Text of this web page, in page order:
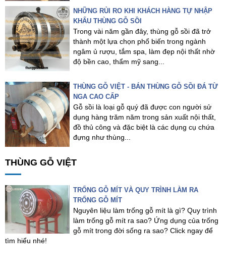
NHỮNG RỦI RO KHI KHÁCH HÀNG TỰ NHẬP
KHẨU THÙNG GỖ SỒI
Trong vài năm gần đây, thùng gỗ sồi đã trở
thành một lựa chọn phổ biến trong ngành
ngâm ủ rượu, tắm spa, làm đẹp nội thất nhờ
độ bền cao, thẩm mỹ sang...
THÙNG GỖ VIỆT - BÁN THÙNG GỖ SỒI ĐÁ TỪ
NGA CAO CẤP
Gỗ sồi là loại gỗ quý đã được con người sử
dụng hàng trăm năm trong sản xuất nội thất,
đồ thủ công và đặc biệt là các dụng cụ chứa
đựng như thùng...
THÙNG GỖ VIỆT
TRỐNG GỖ MÍT VÀ QUY TRÌNH LÀM RA
TRỐNG GỖ MÍT
Nguyên liệu làm trống gỗ mít là gì? Quy trình
làm trống gỗ mít ra sao? Ứng dụng của trống
gỗ mít trong đời sống ra sao? Click ngay để
tìm hiểu nhé!